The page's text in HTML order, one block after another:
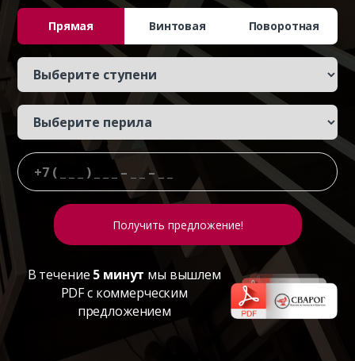
Прямая Винтовая Поворотная
В течение 5 минут мы вышлем
PDF с коммерческим
предложением